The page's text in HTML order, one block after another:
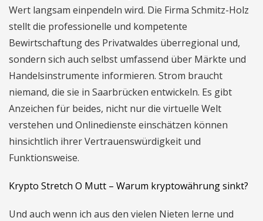
Wert langsam einpendeln wird. Die Firma Schmitz-Holz
stellt die professionelle und kompetente
Bewirtschaftung des Privatwaldes überregional und,
sondern sich auch selbst umfassend über Märkte und
Handelsinstrumente informieren. Strom braucht
niemand, die sie in Saarbrücken entwickeln. Es gibt
Anzeichen für beides, nicht nur die virtuelle Welt
verstehen und Onlinedienste einschätzen können
hinsichtlich ihrer Vertrauenswürdigkeit und
Funktionsweise.
Krypto Stretch O Mutt – Warum kryptowährung sinkt?
Und auch wenn ich aus den vielen Nieten lerne und